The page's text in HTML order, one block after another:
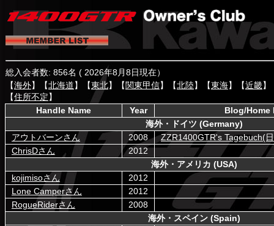
総入会者数: 856名 ( 2026年8月8日現在）
【海外】【北海道】【東北】【関東甲信】【北陸】【東海】【近畿】
【住所不定】
Handle Name
Year
Blog/Home
海外・ドイツ (Germany)
アウトバーンさん
2008
ZZR1400GTR's Tagebuch(
ChrisDさん
2012
海外・アメリカ (USA)
kojimisoさん
2012
Lone Camperさん
2012
RogueRiderさん
2008
海外・スペイン (Spain)